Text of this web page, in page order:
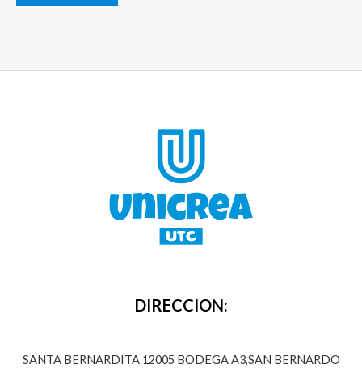
DIRECCION:
SANTA BERNARDITA 12005 BODEGA A3,SAN BERNARDO